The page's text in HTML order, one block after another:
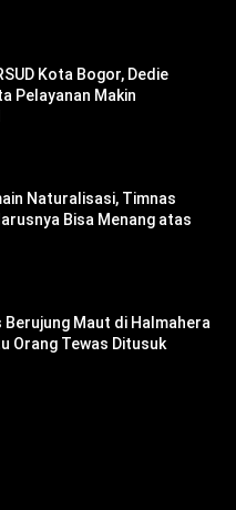
Kota Bogor, Dedie
Pelayanan Makin
Naturalisasi, Timnas
Bisa Menang atas
Berujung Maut di Halmahera
Orang Tewas Ditusuk